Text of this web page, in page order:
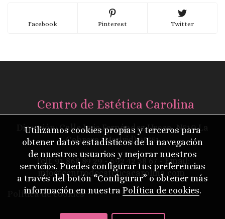
Facebook Pinterest Twitter
Centro de Estética Carolina
Dirección: Calle Luis Fernández Urosa, Nº10 La
Cabrera (Madrid) 28751
Telf.91 868 89 29- 692 42 58 67 - Email:
info@centrodeesteticacarolina.com
Política de cookies
Utilizamos cookies propias y terceros para
obtener datos estadísticos de la navegación
de nuestros usuarios y mejorar nuestros
servicios. Puedes configurar tus preferencias
a través del botón “Configurar” o obtener más
información en nuestra Política de cookies.